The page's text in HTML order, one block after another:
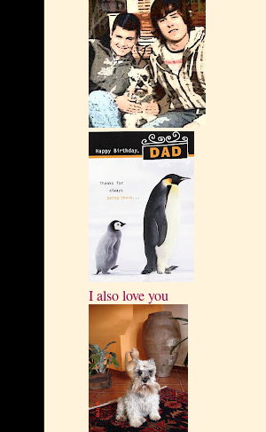
I also love you